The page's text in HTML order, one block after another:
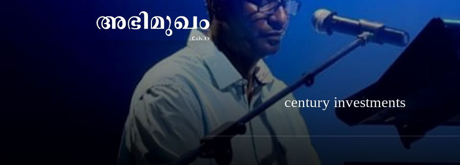
century investments